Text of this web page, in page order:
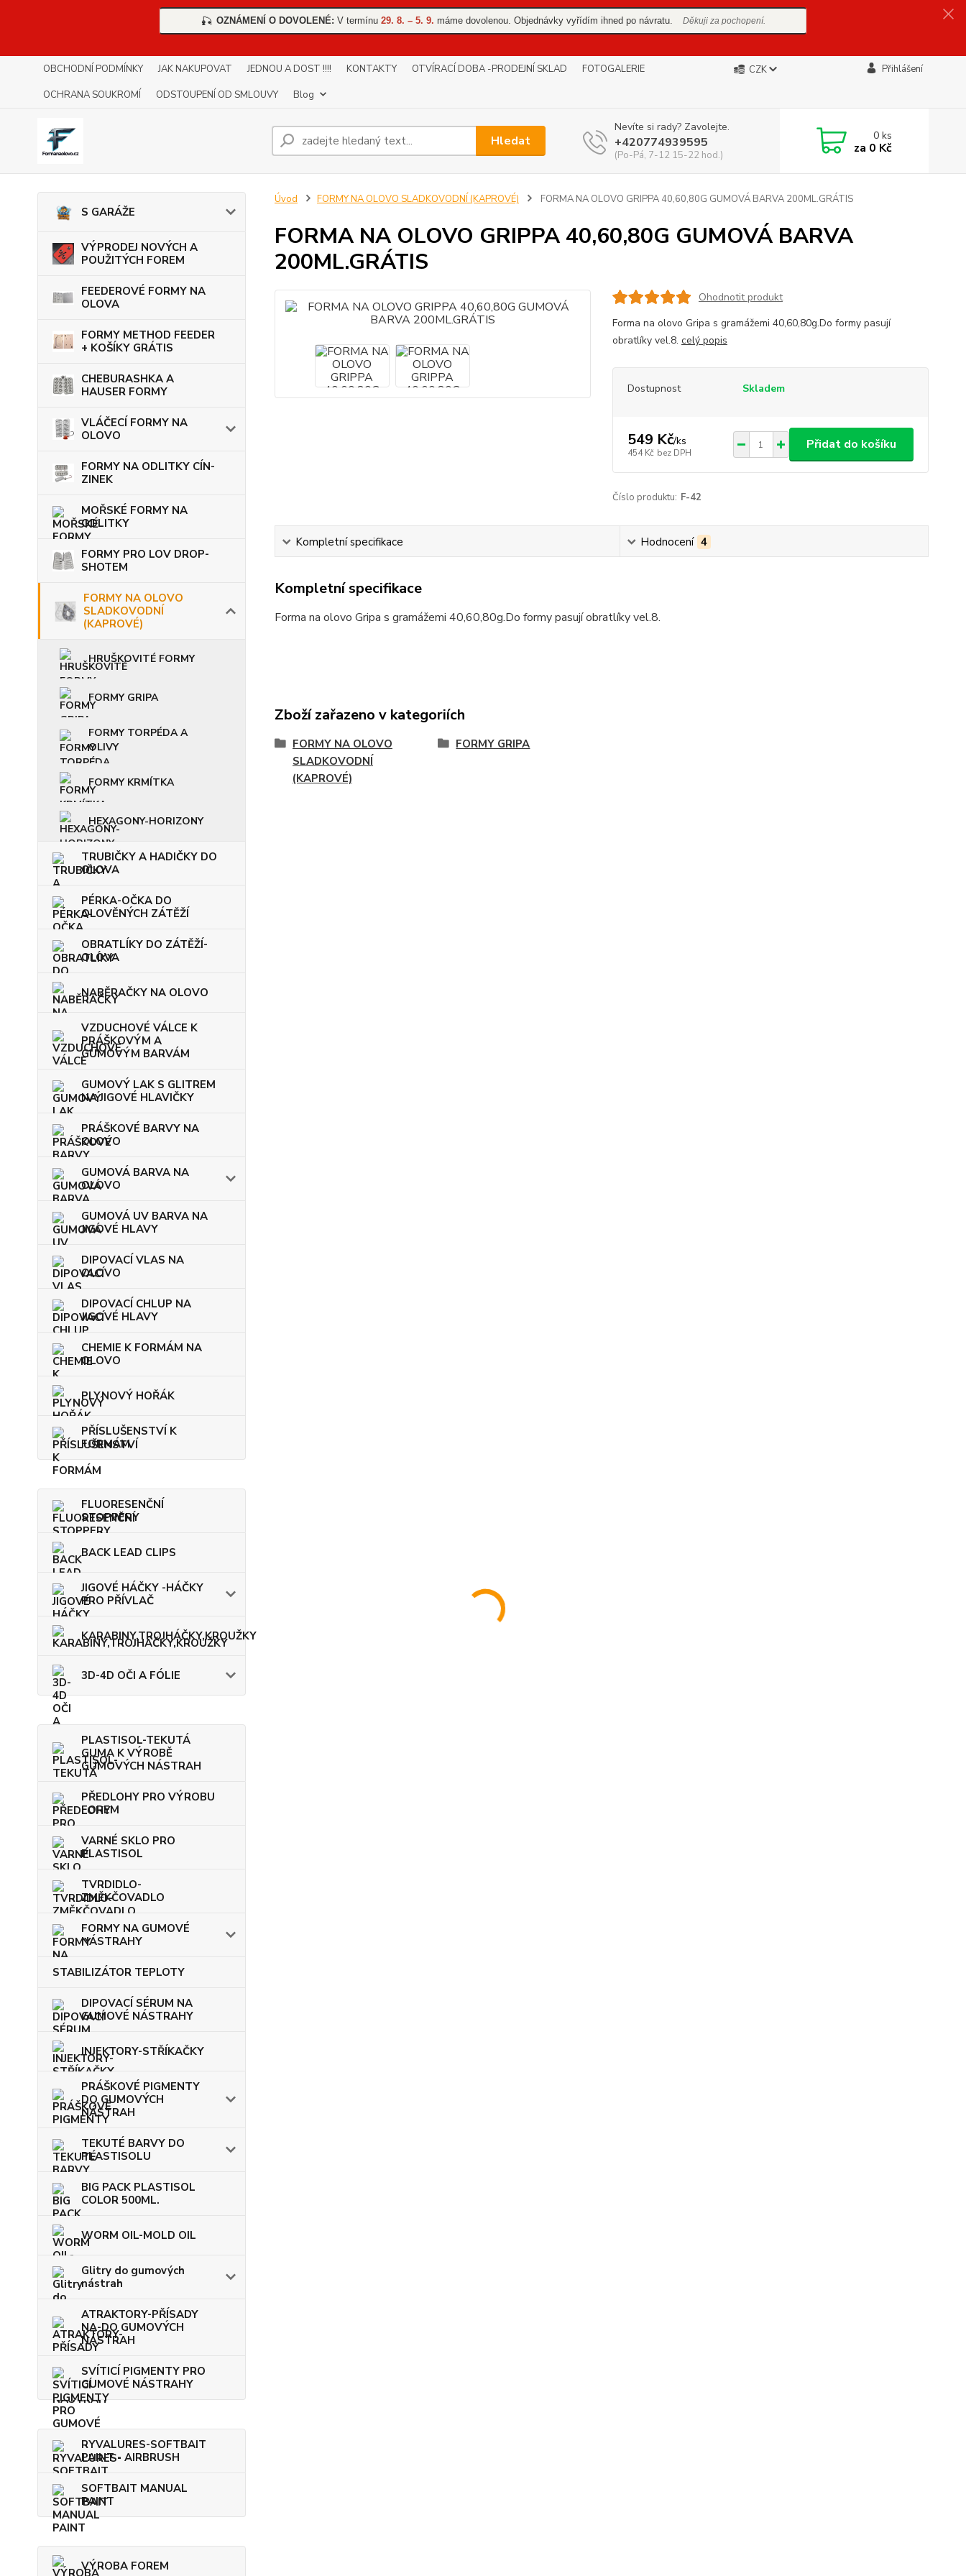
🎣 OZNÁMENÍ O DOVOLENÉ: V termínu 29. 8. – 5. 9. máme dovolenou. Objednávky vyřídím ihned po návratu. Děkuji za pochopení.
OBCHODNÍ PODMÍNKY JAK NAKUPOVAT JEDNOU A DOST !!!! KONTAKTY OTVÍRACÍ DOBA -PRODEJNÍ SKLAD
FOTOGALERIE
OCHRANA SOUKROMÍ
ODSTOUPENÍ OD SMLOUVY Blog
CZK Přihlášení
Hledat
Nevíte si rady? Zavolejte.
+420774939595
(Po-Pá, 7-12 15-22 hod.)
0ks
za 0 Kč
S GARÁŽE
VÝPRODEJ NOVÝCH A
POUŽITÝCH FOREM
FEEDEROVÉ FORMY NA
OLOVA
FORMY METHOD FEEDER
+ KOŠÍKY GRÁTIS
CHEBURASHKA A
HAUSER FORMY
VLÁČECÍ FORMY NA
OLOVO
FORMY NA ODLITKY CÍN-
ZINEK
MOŘSKÉ FORMY NA
ODLITKY
FORMY PRO LOV DROP-
SHOTEM
FORMY NA OLOVO
SLADKOVODNÍ
(KAPROVÉ)
HRUŠKOVITÉ FORMY
FORMY GRIPA
FORMY TORPÉDA A
OLIVY
FORMY KRMÍTKA
HEXAGONY-HORIZONY
TRUBIČKY A HADIČKY DO
OLOVA
PÉRKA-OČKA DO
OLOVĚNÝCH ZÁTĚŽÍ
OBRATLÍKY DO ZÁTĚŽÍ-
OLOVA
NABĚRAČKY NA OLOVO
VZDUCHOVÉ VÁLCE K
PRÁŠKOVÝM A
GUMOVÝM BARVÁM
GUMOVÝ LAK S GLITREM
NA JIGOVÉ HLAVIČKY
PRÁŠKOVÉ BARVY NA
OLOVO
GUMOVÁ BARVA NA
OLOVO
GUMOVÁ UV BARVA NA
JIGOVÉ HLAVY
DIPOVACÍ VLAS NA
OLOVO
DIPOVACÍ CHLUP NA
JIGOVÉ HLAVY
CHEMIE K FORMÁM NA
OLOVO
PLYNOVÝ HOŘÁK
PŘÍSLUŠENSTVÍ K
FORMÁM
FLUORESENČNÍ
STOPPERY
BACK LEAD CLIPS
JIGOVÉ HÁČKY -HÁČKY
PRO PŘÍVLAČ
KARABINY,TROJHÁČKY,KROUŽKY
3D-4D OČI A FÓLIE
PLASTISOL-TEKUTÁ
GUMA K VÝROBĚ
GUMOVÝCH NÁSTRAH
PŘEDLOHY PRO VÝROBU
FOREM
VARNÉ SKLO PRO
PLASTISOL
TVRDIDLO-
ZMĚKČOVADLO
FORMY NA GUMOVÉ
NÁSTRAHY
STABILIZÁTOR TEPLOTY
DIPOVACÍ SÉRUM NA
GUMOVÉ NÁSTRAHY
INJEKTORY-STŘÍKAČKY
PRÁŠKOVÉ PIGMENTY
DO GUMOVÝCH
NÁSTRAH
TEKUTÉ BARVY DO
PLASTISOLU
BIG PACK PLASTISOL
COLOR 500ML.
WORM OIL-MOLD OIL
Glitry do gumových
nástrah
ATRAKTORY-PŘÍSADY
NA-DO GUMOVÝCH
NÁSTRAH
SVÍTICÍ PIGMENTY PRO
GUMOVÉ NÁSTRAHY
RYVALURES-SOFTBAIT
PAINT - AIRBRUSH
SOFTBAIT MANUAL
PAINT
VÝROBA FOREM
Úvod FORMY NA OLOVO SLADKOVODNÍ (KAPROVÉ) FORMA NA OLOVO GRIPPA 40,60,80G GUMOVÁ BARVA 200ML.GRÁTIS
FORMA NA OLOVO GRIPPA 40,60,80G GUMOVÁ BARVA
200ML.GRÁTIS
Ohodnotit produkt
Forma na olovo Gripa s gramážemi 40,60,80g.Do formy pasují
obratlíky vel.8. celý popis
Dostupnost Skladem
549 Kč/ks
454 Kč bez DPH
Přidat do košíku
Číslo produktu: F-42
Kompletní specifikace Hodnocení 4
Kompletní specifikace
Forma na olovo Gripa s gramážemi 40,60,80g.Do formy pasují obratlíky vel.8.
Zboží zařazeno v kategoriích
FORMY NA OLOVO
SLADKOVODNÍ
(KAPROVÉ)
FORMY GRIPA